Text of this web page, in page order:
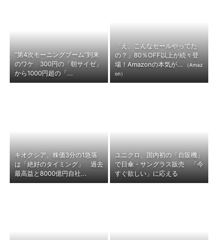
“第4次モーニングブーム”到来
のワケ 300円の「朝サイゼ」
から1000円超の「...
「え、こんなセールやってた
の？」80％OFF以上が続々登
場！Amazonの本気が...
（Amaz
on）
キオクシア、株価3分の1急落
は「絶好のタイミング」 過去
最高益と8000億円自社...
ユニクロ、国内初の「自販機」
で日傘・サングラス販売 「今
すぐ欲しい」に応える